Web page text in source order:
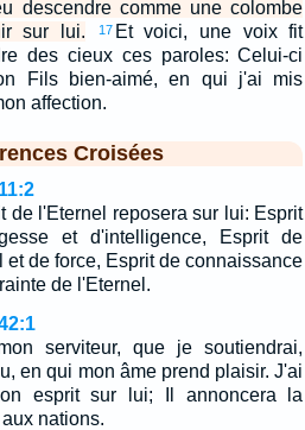
descendre comme une colombe
sur lui.
17 Et voici, une voix fit
des cieux ces paroles: Celui-ci
Fils bien-aimé, en qui j'ai mis
affection.
Croisées
de l'Eternel reposera sur lui: Esprit
et d'intelligence, Esprit de
et de force, Esprit de connaissance
de l'Eternel.
serviteur, que je soutiendrai,
en qui mon âme prend plaisir. J'ai
esprit sur lui; Il annoncera la
nations.